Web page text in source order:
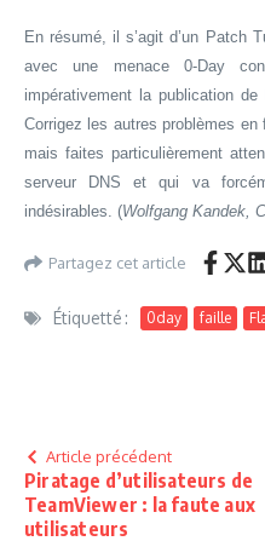
En résumé, il s’agit d’un Patch
avec une menace 0-Day
impérativement la publication
Corrigez les autres problèmes
mais faites particulièrement
serveur DNS et qui va
indésirables. (Wolfgang Kandek,
Partagez cet article
Étiquetté : 0day faille
Article précédent
Piratage d’utilisateurs de
TeamViewer : la faute aux
utilisateurs